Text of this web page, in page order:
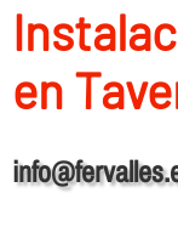
en